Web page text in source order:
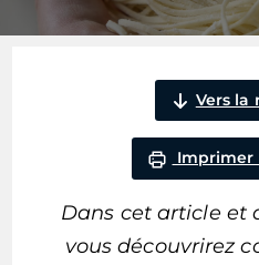
Vers la
Imprimer
Dans cet article et
vous découvrirez